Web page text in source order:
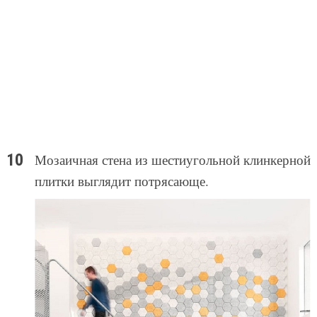
Мозаичная стена из шестиугольной клинкерной
плитки выглядит потрясающе.